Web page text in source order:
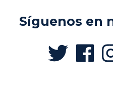
Síguenos en